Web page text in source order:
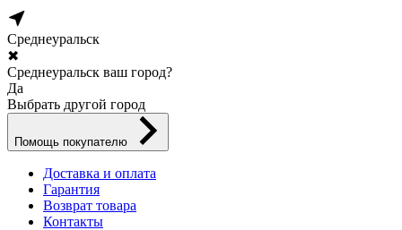
Среднеуральск
✖
Среднеуральск ваш город?
Да
Выбрать другой город
Помощь покупателю
Доставка и оплата
Гарантия
Возврат товара
Контакты